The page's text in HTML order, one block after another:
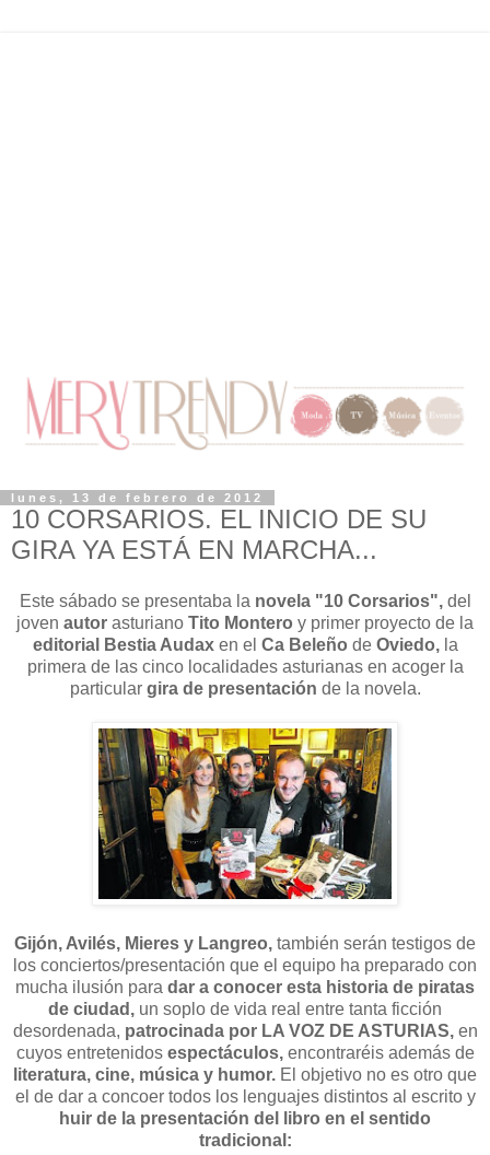
lunes, 13 de febrero de 2012
10 CORSARIOS. EL INICIO DE SU
GIRA YA ESTÁ EN MARCHA...
Este sábado se presentaba la novela "10 Corsarios",del
joven autor asturiano Tito Montero y primer proyecto de la
editorial Bestia Audax en el Ca Beleño de Oviedo,la
primera de las cinco localidades asturianas en acoger la
particular gira de presentación de la novela.
Gijón, Avilés, Mieres y Langreo, también serán testigos de
los conciertos/presentación que el equipo ha preparado con
mucha ilusión para dar a conocer esta historia de piratas
de ciudad, un soplo de vida real entre tanta ficción
desordenada, patrocinada por LA VOZ DE ASTURIAS,en
cuyos entretenidos espectáculos,encontraréis además de
literatura, cine, música y humor. El objetivo no es otro que
el de dar a concoer todos los lenguajes distintos al escrito y
huir de la presentación del libro en el sentido
tradicional: